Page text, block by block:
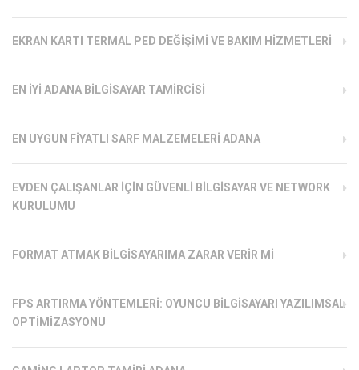
EKRAN KARTI TERMAL PED DEĞIŞIMI VE BAKIM HIZMETLERI
EN İYI ADANA BILGISAYAR TAMIRCISI
EN UYGUN FIYATLI SARF MALZEMELERI ADANA
EVDEN ÇALIŞANLAR İÇIN GÜVENLI BILGISAYAR VE NETWORK
KURULUMU
FORMAT ATMAK BILGISAYARIMA ZARAR VERIR MI
FPS ARTIRMA YÖNTEMLERI: OYUNCU BILGISAYARI YAZILIMSAL
OPTIMIZASYONU